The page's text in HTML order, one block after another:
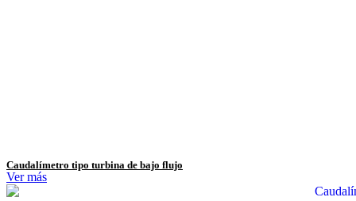
Caudalímetro tipo turbina de bajo flujo
Ver más